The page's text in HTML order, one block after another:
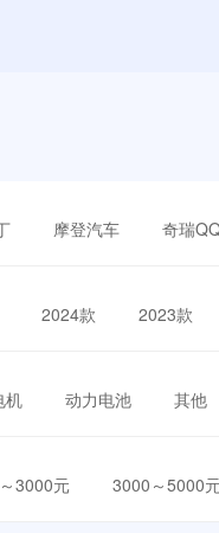
摩登汽车 奇瑞
2024款 2023款
机 动力电池 其他
3000元 3000～5000